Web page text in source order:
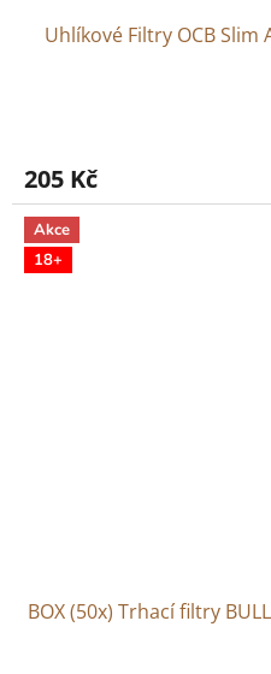
Uhlíkové Filtry OCB Slim
205 Kč
Akce
18+
BOX (50x) Trhací filtry